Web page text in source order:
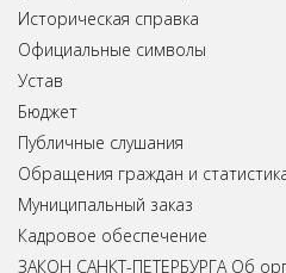
Историческая справка
Официальные символы
Устав
Бюджет
Публичные слушания
Обращения граждан и
Муниципальный заказ
Кадровое обеспечение
ЗАКОН САНКТ-ПЕТЕРБУРГА Об